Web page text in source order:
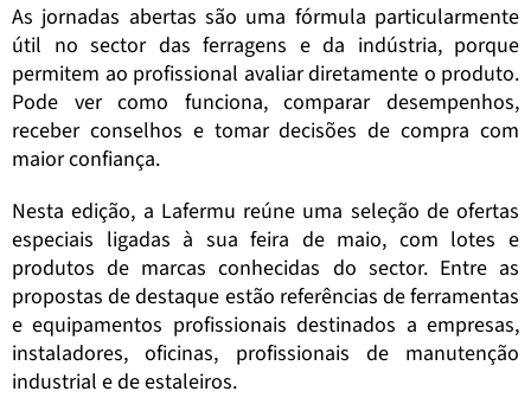
As jornadas abertas são uma fórmula particularmente
útil no sector das ferragens e da indústria, porque
permitem ao profissional avaliar diretamente o produto.
Pode ver como funciona, comparar desempenhos,
receber conselhos e tomar decisões de compra com
maior confiança.
Nesta edição, a Lafermu reúne uma seleção de ofertas
especiais ligadas à sua feira de maio, com lotes e
produtos de marcas conhecidas do sector. Entre as
propostas de destaque estão referências de ferramentas
e equipamentos profissionais destinados a empresas,
instaladores, oficinas, profissionais de manutenção
industrial e de estaleiros.